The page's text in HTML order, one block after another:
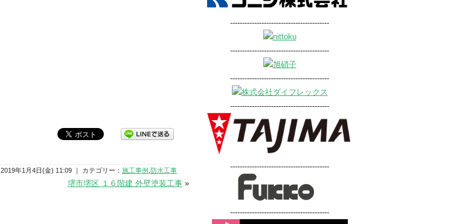
2019年1月4日(金) 11:09 ｜ カテゴリー： 施工事例 防水工事
堺市堺区 １６階建 外壁塗装工事 »
-----------------------------------------
-----------------------------------------
-----------------------------------------
-----------------------------------------
-----------------------------------------
-----------------------------------------